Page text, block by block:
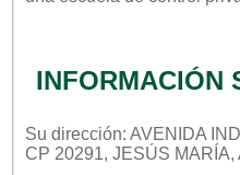
INFORMACIÓN
Su dirección: AVENIDA
CP 20291, JESÚS